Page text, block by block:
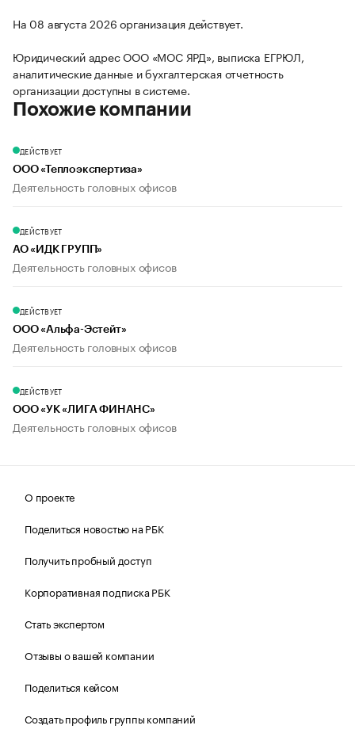
На 08 августа 2026 организация действует.
Юридический адрес ООО «МОС ЯРД», выписка ЕГРЮЛ,
аналитические данные и бухгалтерская отчетность
организации доступны в системе.
Похожие компании
ДЕЙСТВУЕТ
ООО «Теплоэкспертиза»
Деятельность головных офисов
ДЕЙСТВУЕТ
АО «ИДК ГРУПП»
Деятельность головных офисов
ДЕЙСТВУЕТ
ООО «Альфа-Эстейт»
Деятельность головных офисов
ДЕЙСТВУЕТ
ООО «УК «ЛИГА ФИНАНС»
Деятельность головных офисов
О проекте
Поделиться новостью на РБК
Получить пробный доступ
Корпоративная подписка РБК
Стать экспертом
Отзывы о вашей компании
Поделиться кейсом
Создать профиль группы компаний